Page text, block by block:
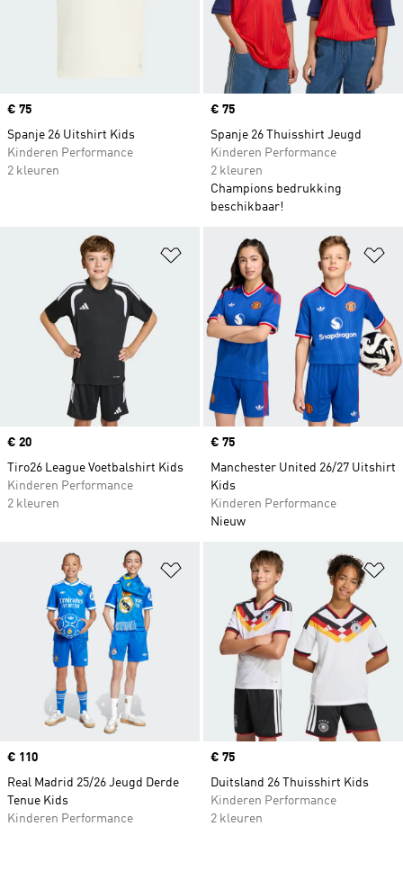
Price
€ 75
Spanje 26 Uitshirt Kids
Kinderen Performance
2 kleuren
Price
€ 75
Spanje 26 Thuisshirt Jeugd
Kinderen Performance
2 kleuren
Champions bedrukking
beschikbaar!
Op verlanglijst zetten
Price
€ 20
Tiro26 League Voetbalshirt Kids
Kinderen Performance
2 kleuren
Price
€ 75
Manchester United 26/27 Uitshirt
Kids
Kinderen Performance
Nieuw
Op verlanglijst zetten
Price
€ 110
Real Madrid 25/26 Jeugd Derde
Tenue Kids
Kinderen Performance
Price
€ 75
Duitsland 26 Thuisshirt Kids
Kinderen Performance
2 kleuren